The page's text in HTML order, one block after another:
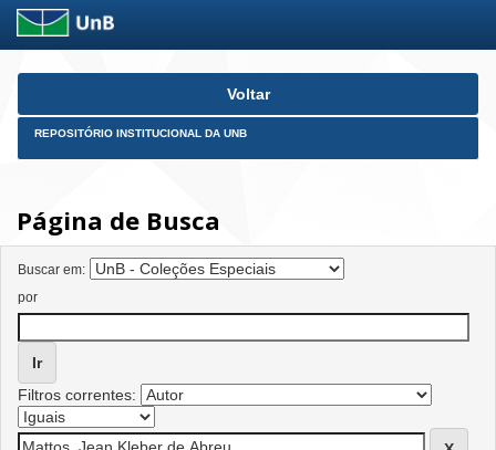
Skip
Voltar
REPOSITÓRIO INSTITUCIONAL DA UNB
Página de Busca
Buscar em:
por
Filtros correntes: